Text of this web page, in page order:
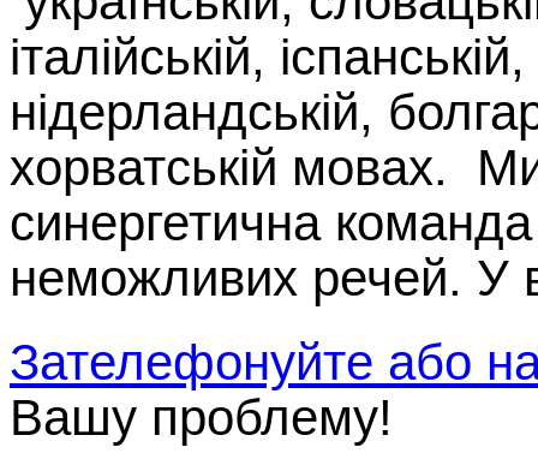
італійській,
нідерландській,
хорватській мовах.
синергетична
неможливих речей. У
Зателефонуйте або
Вашу проблему!